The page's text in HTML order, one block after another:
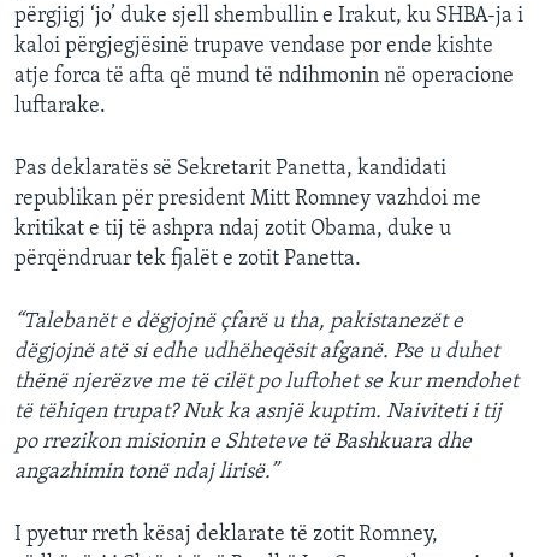
përgjigj ‘jo’ duke sjell shembullin e Irakut, ku SHBA-ja i
kaloi përgjegjësinë trupave vendase por ende kishte
atje forca të afta që mund të ndihmonin në operacione
luftarake.
Pas deklaratës së Sekretarit Panetta, kandidati
republikan për president Mitt Romney vazhdoi me
kritikat e tij të ashpra ndaj zotit Obama, duke u
përqëndruar tek fjalët e zotit Panetta.
“Talebanët e dëgjojnë çfarë u tha, pakistanezët e
dëgjojnë atë si edhe udhëheqësit afganë. Pse u duhet
thënë njerëzve me të cilët po luftohet se kur mendohet
të tëhiqen trupat? Nuk ka asnjë kuptim. Naiviteti i tij
po rrezikon misionin e Shteteve të Bashkuara dhe
angazhimin tonë ndaj lirisë.”
I pyetur rreth kësaj deklarate të zotit Romney,